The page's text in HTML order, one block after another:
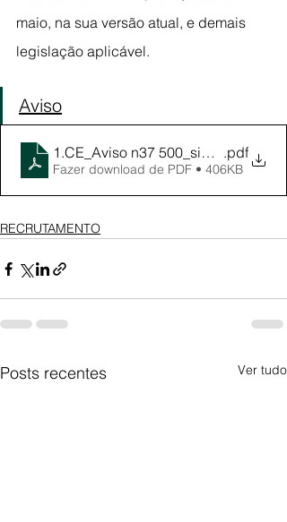
maio, na sua versão atual, e demais
legislação aplicável.
Aviso
1.CE_Aviso n37 500_signed.pdf
Fazer download de PDF • 406KB
RECRUTAMENTO
Posts recentes Ver tudo